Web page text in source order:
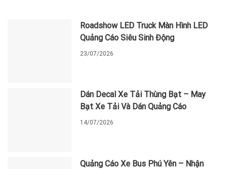
Roadshow LED Truck Màn Hình LED
Quảng Cáo Siêu Sinh Động
23/07/2026
Dán Decal Xe Tải Thùng Bạt – May
Bạt Xe Tải Và Dán Quảng Cáo
14/07/2026
Quảng Cáo Xe Bus Phú Yên – Nhận